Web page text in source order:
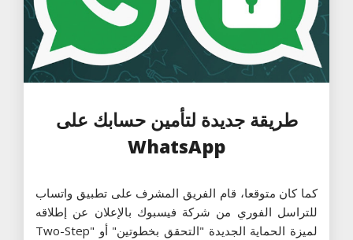
طريقة جديدة لتأمين حسابك على
WhatsApp
كما كان متوقعا، قام الفريق المشرف على تطبيق واتساب
للتراسل الفوري من شركة فيسبوك بالإعلان عن إطلاقه
لميزة الحماية الجديدة "التحقق بخطوتين" أو "Two-Step